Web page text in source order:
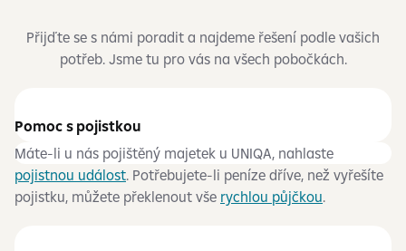
Přijďte se s námi poradit a najdeme řešení podle vašich
potřeb. Jsme tu pro vás na všech pobočkách.
Pomoc s pojistkou
Máte-li u nás pojištěný majetek u UNIQA, nahlaste
pojistnou událost. Potřebujete-li peníze dříve, než vyřešíte
pojistku, můžete překlenout vše rychlou půjčkou.